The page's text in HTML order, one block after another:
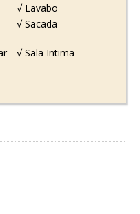
√ Lavabo
√ Sacada
√ Sala Intima